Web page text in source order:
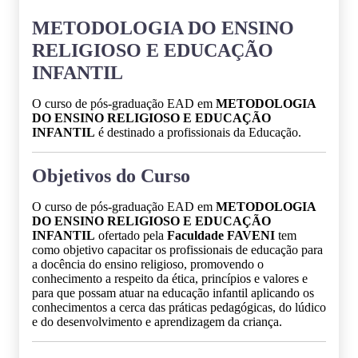
METODOLOGIA DO ENSINO
RELIGIOSO E EDUCAÇÃO
INFANTIL
O curso de pós-graduação EAD em METODOLOGIA
DO ENSINO RELIGIOSO E EDUCAÇÃO
INFANTIL é destinado a profissionais da Educação.
Objetivos do Curso
O curso de pós-graduação EAD em METODOLOGIA
DO ENSINO RELIGIOSO E EDUCAÇÃO
INFANTIL ofertado pela Faculdade FAVENI tem
como objetivo capacitar os profissionais de educação para
a docência do ensino religioso, promovendo o
conhecimento a respeito da ética, princípios e valores e
para que possam atuar na educação infantil aplicando os
conhecimentos a cerca das práticas pedagógicas, do lúdico
e do desenvolvimento e aprendizagem da criança.